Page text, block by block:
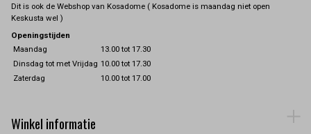
Dit is ook de Webshop van Kosadome ( Kosadome is maandag niet open
Keskusta wel )
Openingstijden
Maandag
13.00 tot 17.30
Dinsdag tot met Vrijdag 10.00 tot 17.30
Zaterdag
10.00 tot 17.00
Winkel informatie